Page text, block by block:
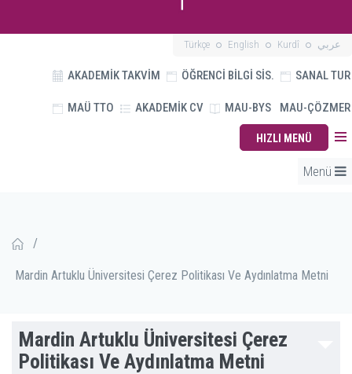
Türkçe English Kurdî عربي
AKADEMİK TAKVİM ÖĞRENCİ BİLGİ SİS. SANAL TUR
MAÜ TTO AKADEMİK CV MAU-BYS MAU-ÇÖZMER
HIZLI MENÜ
Menü
/
Mardin Artuklu Üniversitesi Çerez Politikası Ve Aydınlatma Metni
Mardin Artuklu Üniversitesi Çerez
Politikası Ve Aydınlatma Metni